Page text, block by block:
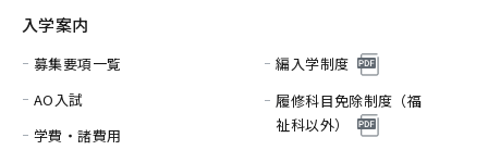
入学案内
募集要項一覧
AO入試
学費・諸費用
編入学制度
履修科目免除制度（福
祉科以外）